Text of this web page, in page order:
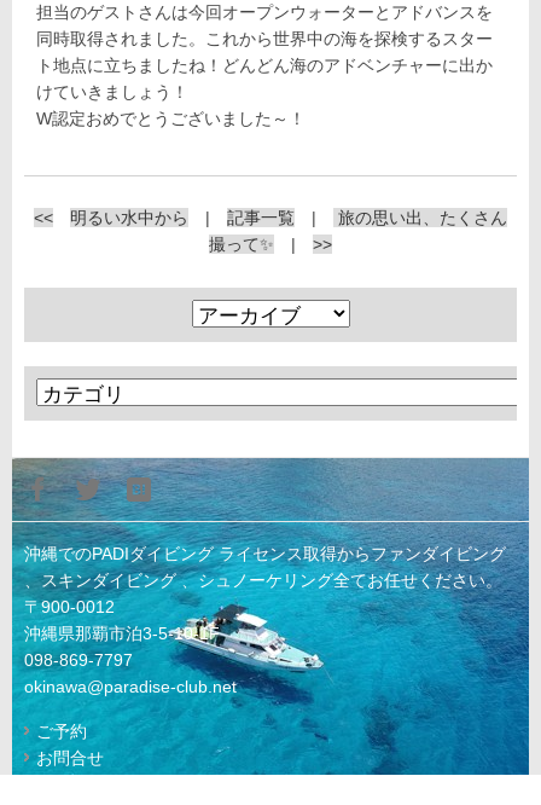
担当のゲストさんは今回オープンウォーターとアドバンスを
同時取得されました。これから世界中の海を探検するスター
ト地点に立ちましたね！どんどん海のアドベンチャーに出か
けていきましょう！
W認定おめでとうございました～！
<< 明るい水中から | 記事一覧 |
旅の思い出、たくさん
撮って✨ | >>
沖縄でのPADIダイビング ライセンス取得からファンダイビング
、スキンダイビング 、シュノーケリング全てお任せください。
〒900-0012
沖縄県那覇市泊3-5-10-1F
098-869-7797
okinawa@paradise-club.net
ご予約
お問合せ